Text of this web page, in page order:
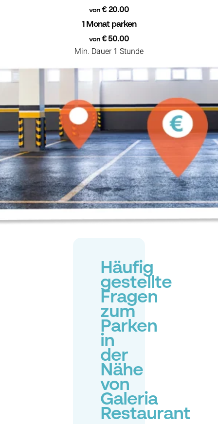
von € 20.00
1 Monat parken
von€ 50.00
Min. Dauer 1 Stunde
Häufig
gestellte
Fragen
zum
Parken
in
der
Nähe
von
Galeria
Restaurant